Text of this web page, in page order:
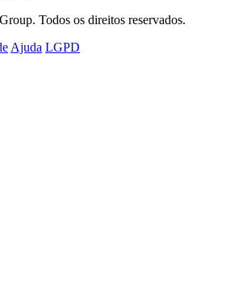
Todos os direitos reservados.
Ajuda LGPD